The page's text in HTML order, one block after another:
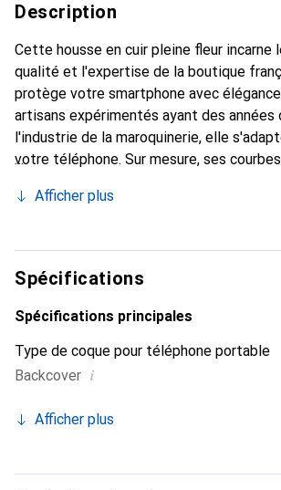
Description
Cette housse en cuir pleine fleur incarne
qualité et l'expertise de la boutique
protège votre smartphone avec
artisans expérimentés ayant des années
l'industrie de la maroquinerie, elle
votre téléphone. Sur mesure, ses
l'accessoire chic et indispensable pour
ses produits de haute qualité et
pour une clientèle exigeante.
Afficher plus
Spécifications
Spécifications principales
Type de coque pour téléphone portable
Backcover i
Afficher plus